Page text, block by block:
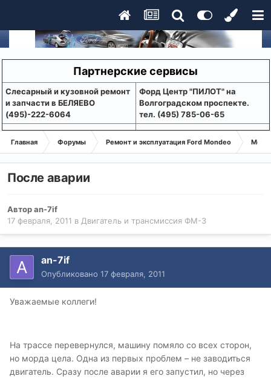
Партнерские сервисы
Слесарный и кузовной ремонт
и запчасти в БЕЛЯЕВО
(495)-222-6064
Форд Центр "ПИЛОТ" на
Волгоградском проспекте.
тел. (495) 785-06-65
Главная Форумы Ремонт и эксплуатация Ford Mondeo
После аварии
Авторan-7if
17 февраля, 2011 в Двигатель и трансмиссия ФМ-3
an-7if
Опубликовано 17 февраля, 2011
Уважаемые коллеги!
На трассе перевернулся, машину помяло со всех сторон,
но морда цела. Одна из первых проблем – не заводиться
двигатель. Сразу после аварии я его запустил, но через